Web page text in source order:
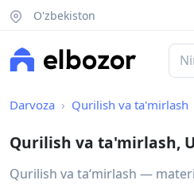
O'zbekiston
Darvoza Qurilish va ta'mirlash
Qurilish va ta'mirlash,
Qurilish va taʻmirlash —